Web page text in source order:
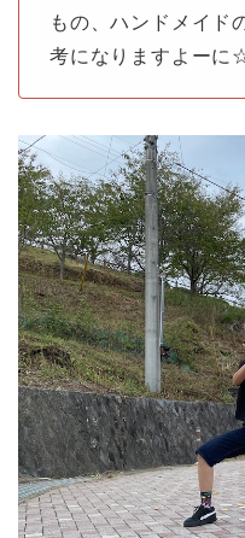
もの、ハンドメイド
考になりますよー